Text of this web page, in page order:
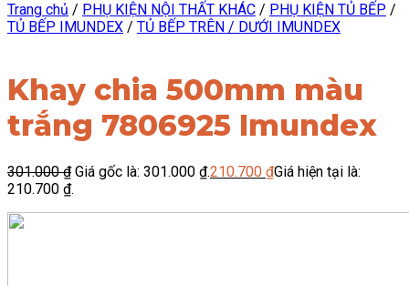
Trang chủ / PHỤ KIỆN NỘI THẤT KHÁC / PHỤ KIỆN TỦ BẾP /
TỦ BẾP IMUNDEX / TỦ BẾP TRÊN / DƯỚI IMUNDEX
Khay chia 500mm màu
trắng 7806925 Imundex
301.000₫ Giá gốc là: 301.000 ₫.210.700 ₫Giá hiện tại là:
210.700 ₫.